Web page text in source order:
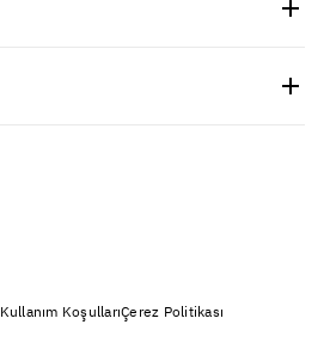
Kullanım KoşullarıÇerez Politikası